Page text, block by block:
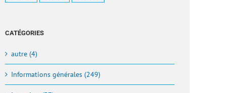
CATÉGORIES
autre (4)
Informations générales (249)